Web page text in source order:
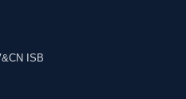
ISB